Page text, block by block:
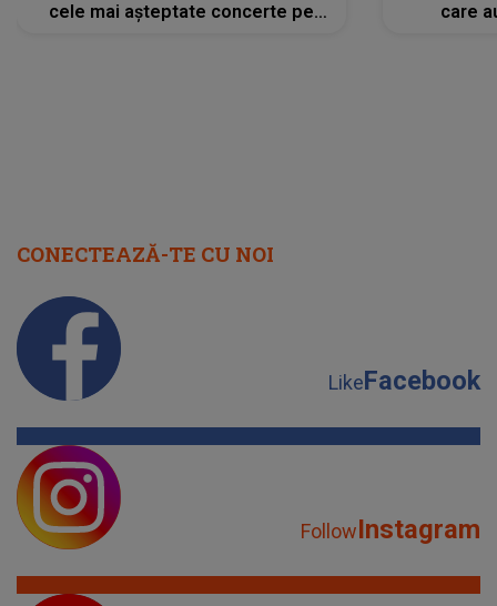
cele mai așteptate concerte pe
care
CONECTEAZĂ-TE CU NOI
LikeFacebook
FollowInstagram